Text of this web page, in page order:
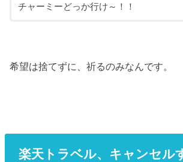
チャーミーどっか行け～！！
希望は捨てずに、祈るのみなんです。
楽天トラベル、キャンセル